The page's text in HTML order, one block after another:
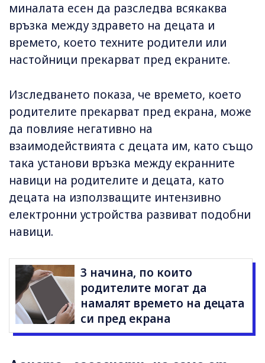
миналата есен да разследва всякаква
връзка между здравето на децата и
времето, което техните родители или
настойници прекарват пред екраните.
Изследването показа, че времето, което
родителите прекарват пред екрана, може
да повлияе негативно на
взаимодействията с децата им, като също
така установи връзка между екранните
навици на родителите и децата, като
децата на използващите интензивно
електронни устройства развиват подобни
навици.
3 начина, по които
родителите могат да
намалят времетo на децата
си пред екрана